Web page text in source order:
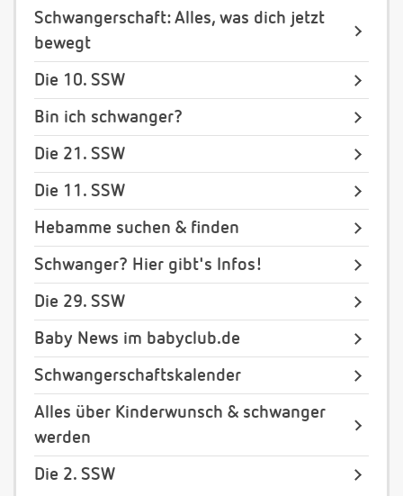
Schwangerschaft: Alles, was dich jetzt
bewegt
Die 10. SSW
Bin ich schwanger?
Die 21. SSW
Die 11. SSW
Hebamme suchen & finden
Schwanger? Hier gibt's Infos!
Die 29. SSW
Baby News im babyclub.de
Schwangerschaftskalender
Alles über Kinderwunsch & schwanger
werden
Die 2. SSW